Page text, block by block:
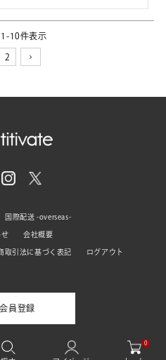
0
1 -10件表示
2
国際配送 -overseas-
せ 会社概要
取引法に基づく表記 ログアウト
員登録
rights reserved